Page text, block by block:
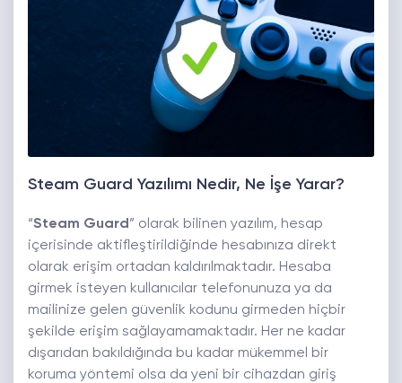
Steam Guard Yazılımı Nedir, Ne İşe Yarar?
“Steam Guard ” olarak bilinen yazılım, hesap
içerisinde aktifleştirildiğinde hesabınıza direkt
olarak erişim ortadan kaldırılmaktadır. Hesaba
girmek isteyen kullanıcılar telefonunuza ya da
mailinize gelen güvenlik kodunu girmeden hiçbir
şekilde erişim sağlayamamaktadır. Her ne kadar
dışarıdan bakıldığında bu kadar mükemmel bir
koruma yöntemi olsa da yeni bir cihazdan giriş